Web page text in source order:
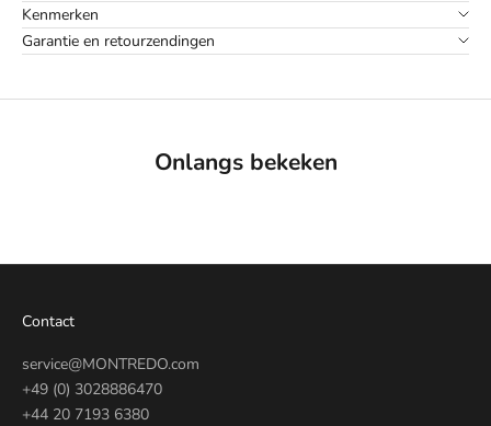
Kenmerken
Garantie en retourzendingen
Onlangs bekeken
Contact
service@MONTREDO.com
+49 (0) 3028886470
+44 20 7193 6380